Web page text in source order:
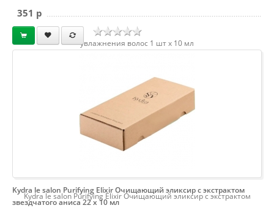
увлажнения волос 1 шт х 10 мл
351 p
Kydra le salon Purifying Elixir Очищающий эликсир с экстрактом
Kydra le salon Purifying Elixir Очищающий эликсир с экстрактом
звездчатого аниса 22 х 10 мл